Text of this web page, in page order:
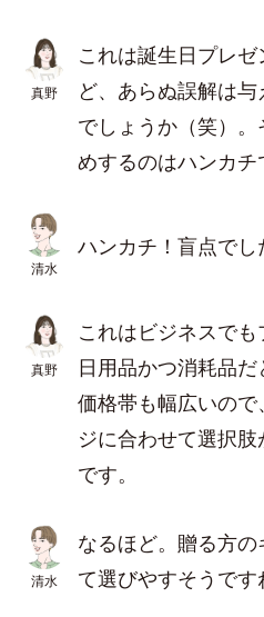
真野
これは誕生日プレ
ど、あらぬ誤解は
でしょうか（笑）
めするのはハンカチ
清水
ハンカチ！盲点でし
真野
これはビジネスで
日用品かつ消耗品だ
価格帯も幅広いの
ジに合わせて選択
です。
清水
なるほど。贈る方
て選びやすそうです